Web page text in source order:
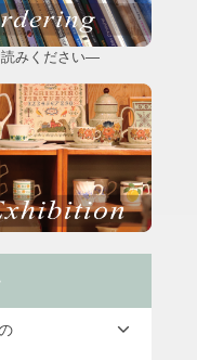
みください―